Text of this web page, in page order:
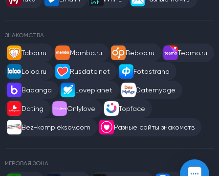
ЗНАКОМСТВА
Tabor.ru Mamba.ru Beboo.ru Teamo.ru
Loloo.ru Rusdate.net Fotostrana
Badanga Loveplanet Datemyage
Dating Onlylove Topface
Bez-kompleksov.com Разные сайты знакомств
ИГРОВАЯ ЗОНА